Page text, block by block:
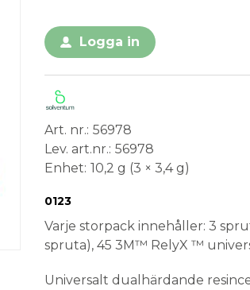
Logga in
Art. nr. 56978
Lev. art.nr. 56978
Enhet 10,2 g (3 × 3,4 g)
Medical Device
0123
Varje storpack innehåller: 3
spruta), 45 3M™ RelyX ™
Universalt dualhärdande